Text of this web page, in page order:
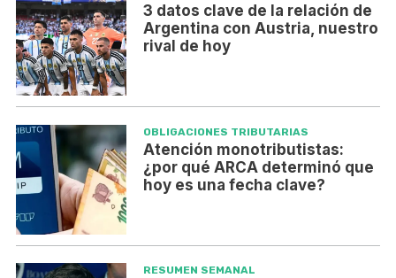
3 datos clave de la relación de
Argentina con Austria, nuestro
rival de hoy
OBLIGACIONES TRIBUTARIAS
Atención monotributistas:
¿por qué ARCA determinó que
hoy es una fecha clave?
RESUMEN SEMANAL